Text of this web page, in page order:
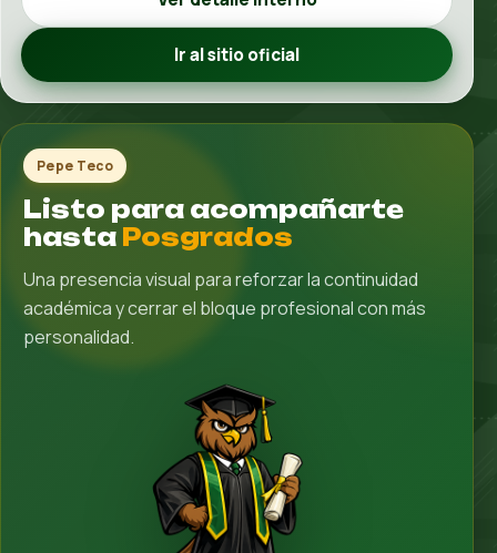
Blvd. Bernardo O'Higgins, Río Tijuana 3a
Etapa, Tijuana, B.C.
Teléfono:664 104 0157
Servicios:Admisiones, Orientación académica,
Seguimiento estudiantil
Oferta académica:Secundaria / Preparatoria Semestral
/ Preparatoria Mixta en 2 Años / Universidad / Posgrados
Abrir en Google Maps